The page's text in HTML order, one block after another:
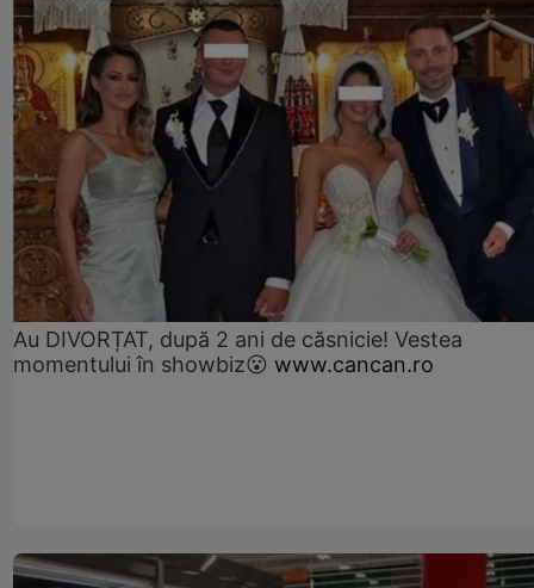
Au DIVORȚAT, după 2 ani de căsnicie! Vestea
momentului în showbiz😮 www.cancan.ro